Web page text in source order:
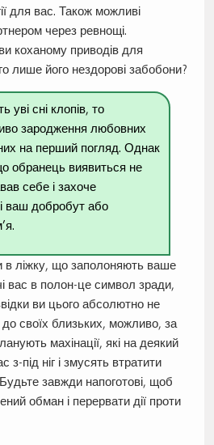
для вас. Також можливі
через ревнощі.
коханому приводів для
лише його нездорові забобони?
уві сні клопів, то
зародження любовних
на перший погляд. Однак
обранець виявиться не
себе і захоче
ваш добробут або
в ліжку, що заполоняють ваше
вас в полон-це символ зради,
ви цього абсолютно не
до своїх близьких, можливо, за
махінації, які на деякий
з-під ніг і змусять втратити
завжди напоготові, щоб
обман і перервати дії проти